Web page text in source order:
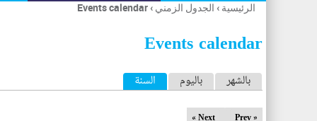
أنت
هنا
الرئيسية › الجدول الزمني ›
Events calendar
Events calendar
ا
ل
بالشهر باليوم السنة (علامة التبويب النشطة)